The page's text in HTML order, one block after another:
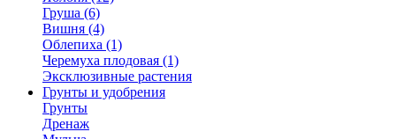
Груша (6)
Вишня (4)
Облепиха (1)
Черемуха плодовая (1)
Эксклюзивные растения
Грунты и удобрения
Грунты
Дренаж